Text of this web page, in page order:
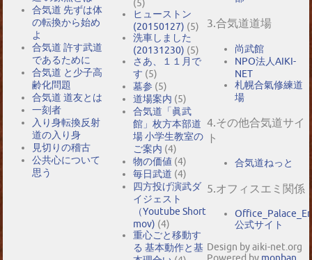
合気道 先ずは体
の転換から始め
よ
合気道 許す武道
であるために
合気道 と少子高
齢化問題
合気道 道友とは
一刻者
入り身転換反射
道の入り身
見切りの稽古
公共心について
思う
(5)
ヒューストン
(20150127) (5)
洗車しました
(20131230) (5)
さあ、１１月で
す (5)
墓参 (5)
道場案内 (5)
合気道「眞武
館」枚方本部道
場 小学生教室の
ご案内 (4)
物の価値 (4)
毎日武道 (4)
四方投げ演武ダ
イジェスト
（Youtube Short
mov) (4)
重心ごと移動す
る 基本動作と基
3.合気道道場
尚武館
NPO法人AIKI-
NET
札幌合氣修練道
場
4.その他合気道サイ
ト
合気道ねっと
5.オフィスエミ関係
公式サイト
Design by aiki-net.org